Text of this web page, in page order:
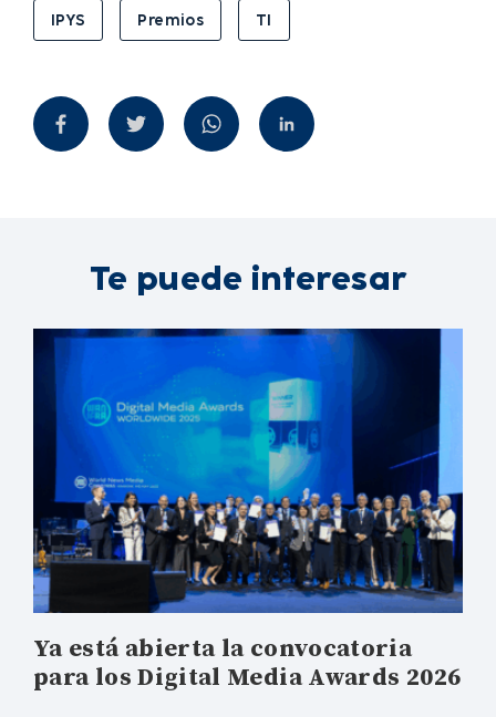
IPYS Premios TI
Te puede interesar
Ya está abierta la convocatoria
para los Digital Media Awards 2026